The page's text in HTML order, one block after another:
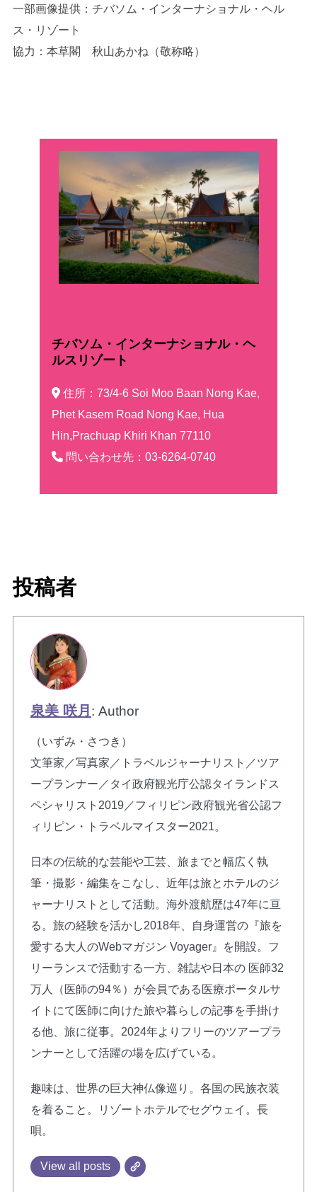
一部画像提供：チバソム・インターナショナル・ヘル
ス・リゾート
協力：本草閣 秋山あかね（敬称略）
チバソム・インターナショナル・ヘ
ルスリゾート
住所：73/4-6 Soi Moo Baan Nong Kae,
Phet Kasem Road Nong Kae, Hua
Hin,Prachuap Khiri Khan 77110
問い合わせ先：03-6264-0740
投稿者
泉美 咲月 : Author
（いずみ・さつき）
文筆家／写真家／トラベルジャーナリスト／ツア
ープランナー／タイ政府観光庁公認タイランドス
ペシャリスト2019／フィリピン政府観光省公認フ
ィリピン・トラベルマイスター2021。
日本の伝統的な芸能や工芸、旅までと幅広く執
筆・撮影・編集をこなし、近年は旅とホテルのジ
ャーナリストとして活動。海外渡航歴は47年に亘
る。旅の経験を活かし2018年、自身運営の『旅を
愛する大人のWebマガジン Voyager』を開設。フ
リーランスで活動する一方、雑誌や日本の 医師32
万人（医師の94％）が会員である医療ポータルサ
イトにて医師に向けた旅や暮らしの記事を手掛け
る他、旅に従事。2024年よりフリーのツアープラ
ンナーとして活躍の場を広げている。
趣味は、世界の巨大神仏像巡り。各国の民族衣装
を着ること。リゾートホテルでセグウェイ。長
唄。
View all posts